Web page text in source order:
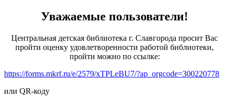
Уважаемые пользователи!
Центральная детская библиотека г. Славгорода просит Вас
пройти оценку удовлетворенности работой библиотеки,
пройти можно по ссылке:
https://forms.mkrf.ru/e/2579/xTPLeBU7/?ap_orgcode=300220778
или QR-коду